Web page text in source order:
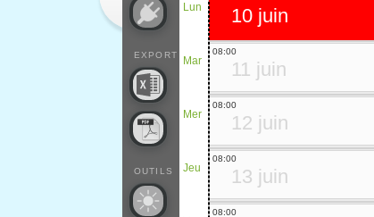
EXPORT
OUTILS
Lun
Mar
Mer
Jeu
10 juin
11 juin
08:00
12 juin
08:00
13 juin
08:00
08:00